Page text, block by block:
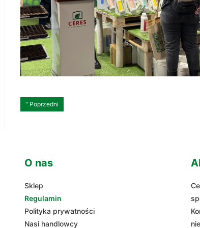
Nawigacja
wpisu
" Poprzedni
O nas
Sklep
Regulamin
Polityka prywatności
Nasi handlowcy